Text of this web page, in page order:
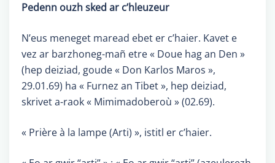
Pedenn ouzh sked ar c’hleuzeur
N’eus meneget maread ebet er c’haier. Kavet e
vez ar barzhoneg-mañ etre « Doue hag an Den »
(hep deiziad, goude « Don Karlos Maros »,
29.01.69) ha « Furnez an Tibet », hep deiziad,
skrivet a-raok « Mimimadoberoù » (02.69).
« Prière à la lampe (Arti) », istitl er c’haier.